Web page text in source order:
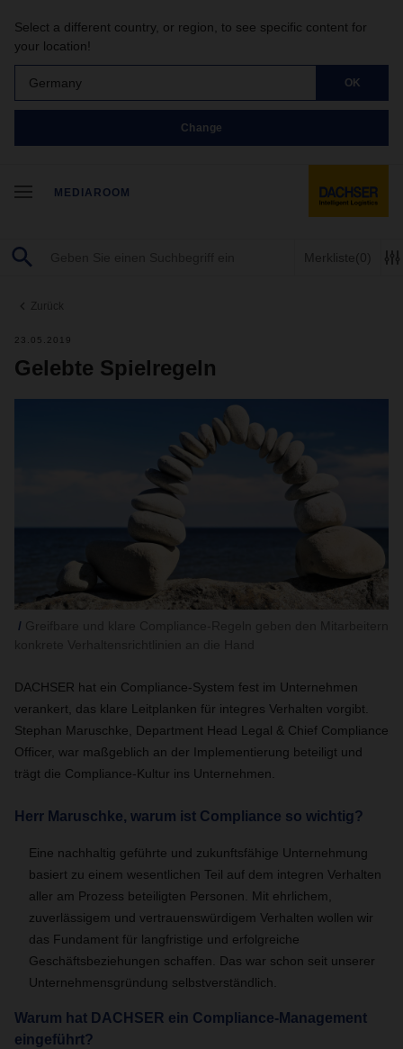
Select a different country, or region, to see specific content for
your location!
Germany OK
Change
MEDIAROOM
Merkliste(0)
Zurück
23.05.2019
Gelebte Spielregeln
DACHSER hat ein Compliance-System fest im Unternehmen
verankert, das klare Leitplanken für integres Verhalten vorgibt.
Stephan Maruschke, Department Head Legal & Chief Compliance
Officer, war maßgeblich an der Implementierung beteiligt und
trägt die Compliance-Kultur ins Unternehmen.
Herr Maruschke, warum ist Compliance so wichtig?
Eine nachhaltig geführte und zukunftsfähige Unternehmung
basiert zu einem wesentlichen Teil auf dem integren Verhalten
aller am Prozess beteiligten Personen. Mit ehrlichem,
zuverlässigem und vertrauenswürdigem Verhalten wollen wir
das Fundament für langfristige und erfolgreiche
Geschäftsbeziehungen schaffen. Das war schon seit unserer
Unternehmensgründung selbstverständlich.
Warum hat DACHSER ein Compliance-Management
eingeführt?